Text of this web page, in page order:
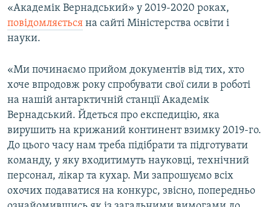
«Академік Вернадський» у 2019-2020 роках,
повідомляється на сайті Міністерства освіти і
науки.
«Ми починаємо прийом документів від тих, хто
хоче впродовж року спробувати свої сили в роботі
на нашій антарктичній станції Академік
Вернадський. Йдеться про експедицію, яка
вирушить на крижаний континент взимку 2019-го.
До цього часу нам треба підібрати та підготувати
команду, у яку входитимуть науковці, технічний
персонал, лікар та кухар. Ми запрошуємо всіх
охочих подаватися на конкурс, звісно, попередньо